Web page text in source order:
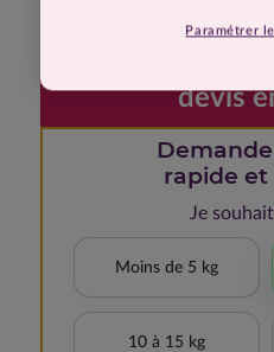
devis
rapide
Je
Moins de 5 kg
10 à 15 kg
Paramétrer